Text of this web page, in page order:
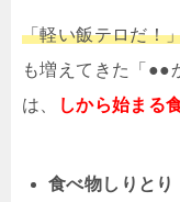
「軽い飯テロだ！
も増えてきた「●●
は、
しから始まる
食べ物しりとり